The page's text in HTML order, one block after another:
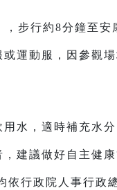
步行約8分鐘至安
運動服，因參觀
水，適時補充水分
建議做好自主健康
行政院人事行政